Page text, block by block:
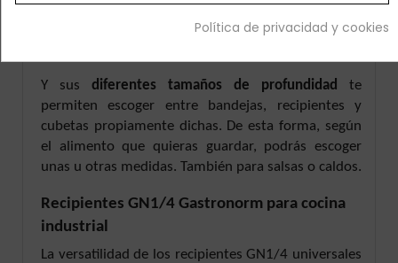
en temperaturas extremas, tanto para congelar
Y sus diferentes tamaños de profundidad
te
permiten escoger entre bandejas, recipientes y
cubetas propiamente dichas. De esta forma, según
el alimento que quieras guardar, podrás escoger
unas u otras medidas. También para salsas o caldos.
Recipientes GN1/4 Gastronorm para cocina
industrial
La versatilidad de los recipientes GN1/4 universales
Política de privacidad y cookies